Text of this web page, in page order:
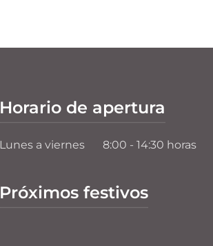
Horario de apertura
Lunes a viernes 8:00 - 14:30 horas
Próximos festivos